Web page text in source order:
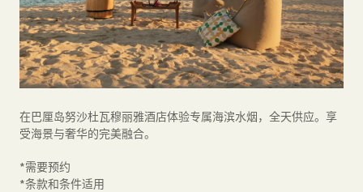
在巴厘岛努沙杜瓦穆丽雅酒店体验专属海滨水烟，全天供应。享
受海景与奢华的完美融合。
*需要预约
*条款和条件适用